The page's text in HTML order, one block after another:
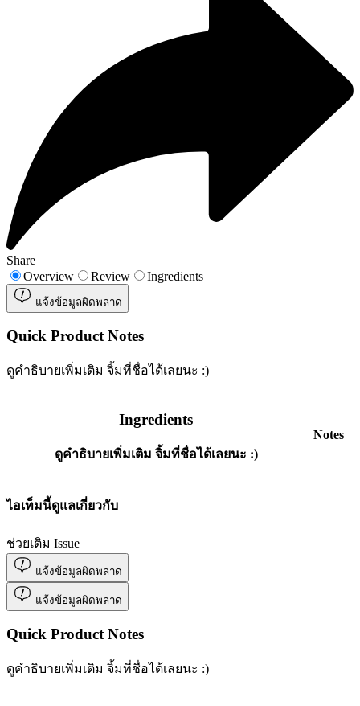
Share
Overview
Review Ingredients
แจ้งข้อมูลผิดพลาด
Quick Product Notes
ดูคำธิบายเพิ่มเติม จิ้มที่ชื่อได้เลยนะ :)
Ingredients
ดูคำธิบายเพิ่มเติม จิ้มที่ชื่อได้เลยนะ :)
Notes
ไอเท็มนี้ดูแลเกี่ยวกับ
ช่วยเติม Issue
แจ้งข้อมูลผิดพลาด
แจ้งข้อมูลผิดพลาด
Quick Product Notes
ดูคำธิบายเพิ่มเติม จิ้มที่ชื่อได้เลยนะ :)